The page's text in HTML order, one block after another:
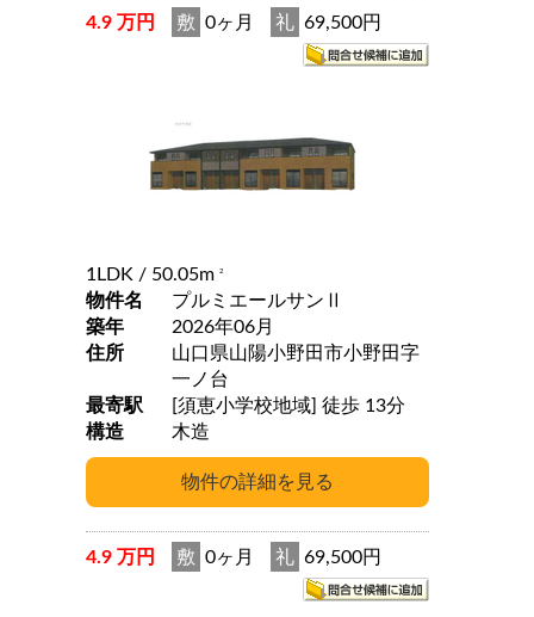
4.9 万円 敷 0ヶ月 礼 69,500円
1LDK / 50.05m 2
物件名
プルミエールサンⅡ
築年
2026年06月
住所
山口県山陽小野田市小野田字
一ノ台
最寄駅
[須恵小学校地域] 徒歩 13分
構造
木造
4.9 万円 敷 0ヶ月 礼 69,500円